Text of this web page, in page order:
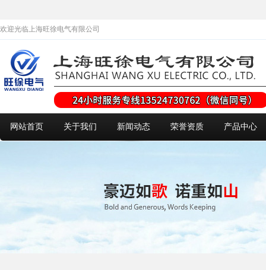
欢迎光临上海旺徐电气有限公司
网站首页 关于我们 新闻动态 荣誉资质 产品中心